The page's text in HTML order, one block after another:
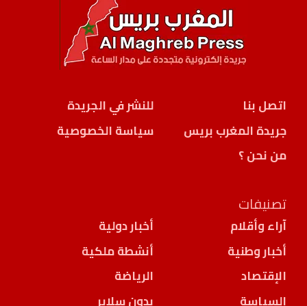
اتصل بنا
للنشر في الجريدة
جريدة المغرب بريس
سياسة الخصوصية
من نحن ؟
تصنيفات
آراء وأقلام
أخبار دولية
أخبار وطنية
أنشطة ملكية
الإقتصاد
الرياضة
السياسة
بدون سلاير